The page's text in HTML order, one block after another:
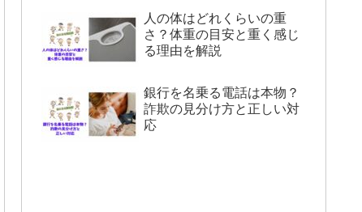
人の体はどれくらいの重
さ？体重の目安と重く感じ
る理由を解説
銀行を名乗る電話は本物？
詐欺の見分け方と正しい対
応